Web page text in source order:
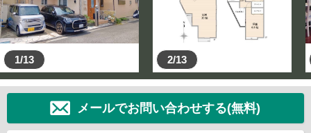
1/13 2/13
メールでお問い合わせする(無料)